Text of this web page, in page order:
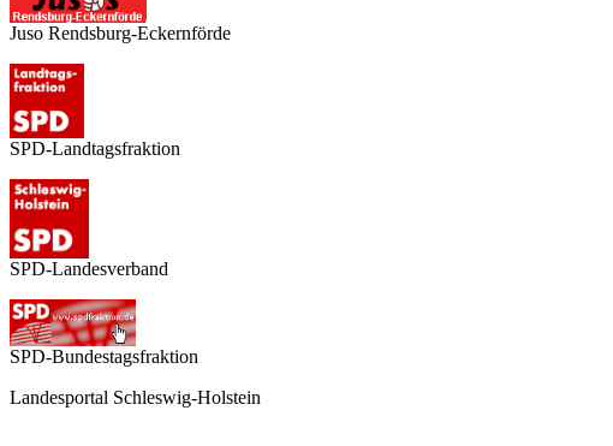
Juso Rendsburg-Eckernförde
SPD-Landtagsfraktion
SPD-Landesverband
SPD-Bundestagsfraktion
Landesportal Schleswig-Holstein